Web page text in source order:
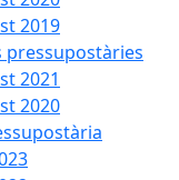
2019
pressupostàries
2021
2020